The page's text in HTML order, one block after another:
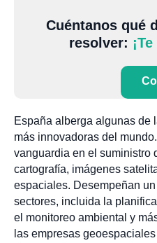
Cuéntanos qué
resolver:
España alberga algunas de
más innovadoras del
vanguardia en el suministro
cartografía, imágenes
espaciales. Desempeñan
sectores, incluida la
el monitoreo ambiental y
las empresas